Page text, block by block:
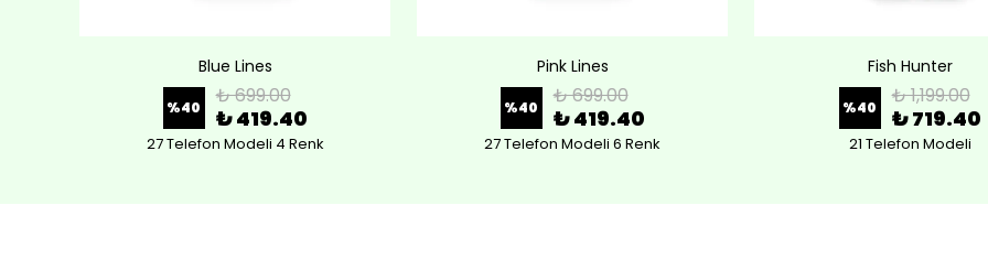
Blue Lines
%40 ₺ 699.00
₺ 419.40
27 Telefon Modeli 4 Renk
Pink Lines
%40 ₺ 699.00
₺ 419.40
27 Telefon Modeli 6 Renk
Fish Hunter
%40 ₺ 1,199.00
₺ 719.40
21 Telefon Modeli